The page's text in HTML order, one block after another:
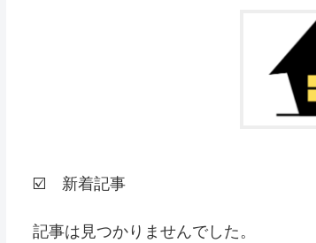
☑️ 新着記事
記事は見つかりませんでした。